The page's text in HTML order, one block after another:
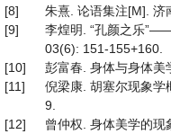
[8]
朱熹. 论语集注[M]. 济
[9]
李煌明. “孔颜之乐
03(6): 151-155+160.
[10]
彭富春. 身体与身体美
[11]
倪梁康. 胡塞尔现象
9.
[12]
曾仲权. 身体美学的